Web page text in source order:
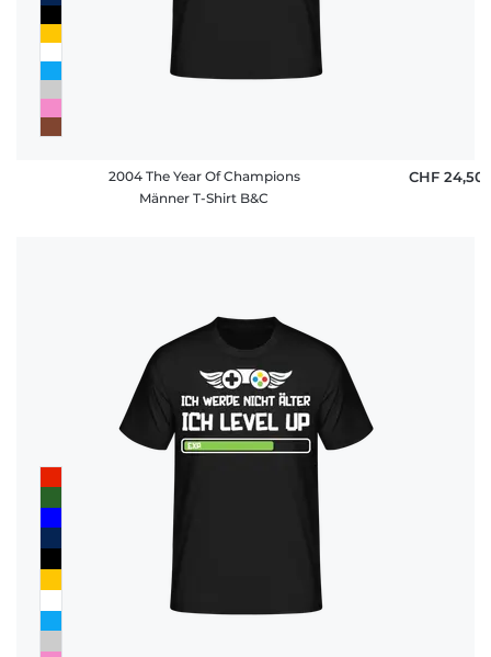
2004 The Year Of Champions
Männer T-Shirt B&C
CHF 24,50